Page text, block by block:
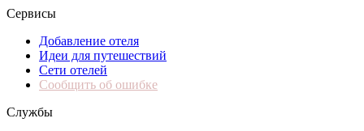
Сервисы
Добавление отеля
Идеи для путешествий
Сети отелей
Сообщить об ошибке
Службы